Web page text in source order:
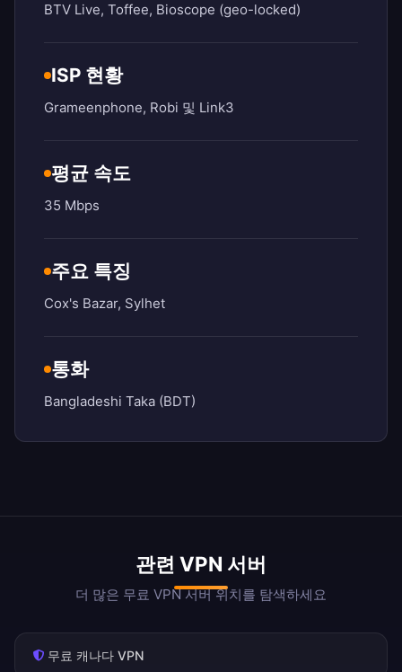
BTV Live, Toffee, Bioscope (geo-locked)
ISP 현황
Grameenphone, Robi 및 Link3
평균 속도
35 Mbps
주요 특징
Cox's Bazar, Sylhet
통화
Bangladeshi Taka (BDT)
관련 VPN 서버
더 많은 무료 VPN 서버 위치를 탐색하세요
무료 캐나다 VPN